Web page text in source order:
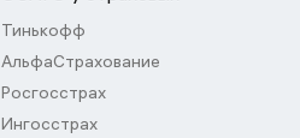
Тинькофф
АльфаСтрахование
Росгосстрах
Ингосстрах